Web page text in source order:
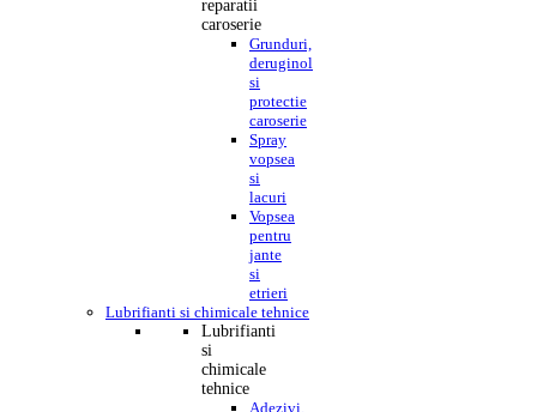
reparatii
caroserie
Grunduri,
deruginol
si
protectie
caroserie
Spray
vopsea
si
lacuri
Vopsea
pentru
jante
si
etrieri
Lubrifianti si chimicale tehnice
Lubrifianti
si
chimicale
tehnice
Adezivi,